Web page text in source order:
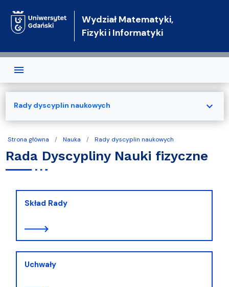
Wydział Matematyki,
Fizyki i Informatyki
Strona główna Nauka Rady dyscyplin naukowych
Rada Dyscypliny Nauki fizyczne
Skład Rady
Uchwały
Rady dyscyplin naukowych expand_more